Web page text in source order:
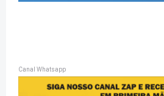
Canal Whatsapp